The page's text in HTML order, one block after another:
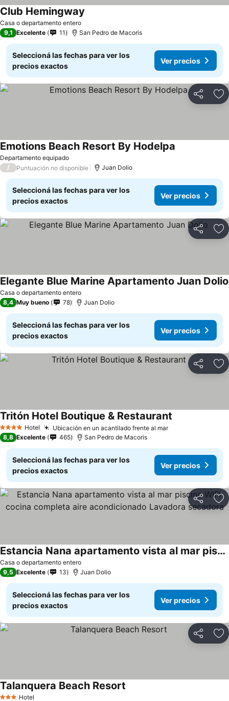
Casa o departamento entero
Club Hemingway
9,1 Excelente 11 San Pedro de Macoris
Seleccioná las fechas para ver los
precios exactos
Ver precios
Compartir
Departamento equipado
Emotions Beach Resort By Hodelpa
/ Puntuación no disponible Juan Dolio
Seleccioná las fechas para ver los
precios exactos
Ver precios
Compartir
Casa o departamento entero
Elegante Blue Marine Apartamento Juan Dolio
8,4 Muy bueno 78 Juan Dolio
Seleccioná las fechas para ver los
precios exactos
Ver precios
Compartir
4 EstrellasHotel Ubicación en un acantilado frente al mar
Tritón Hotel Boutique & Restaurant
8,8 Excelente 465 San Pedro de Macoris
Seleccioná las fechas para ver los
precios exactos
Ver precios
Compartir
Casa o departamento entero
Estancia Nana apartamento vista al mar piscina WIFI cocina completa aire acondicionado Lavadora secadora
9,5 Excelente 13 Juan Dolio
Seleccioná las fechas para ver los
precios exactos
Ver precios
Compartir
Hotel
Talanquera Beach Resort